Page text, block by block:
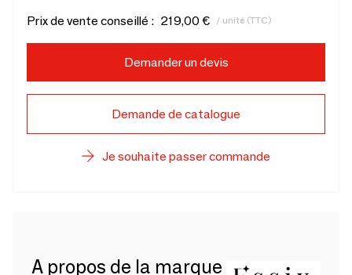
Prix de vente conseillé : 219,00 € / unité (TTC)
Demander un devis
Demande de catalogue
Je souhaite passer commande
A propos de la marque